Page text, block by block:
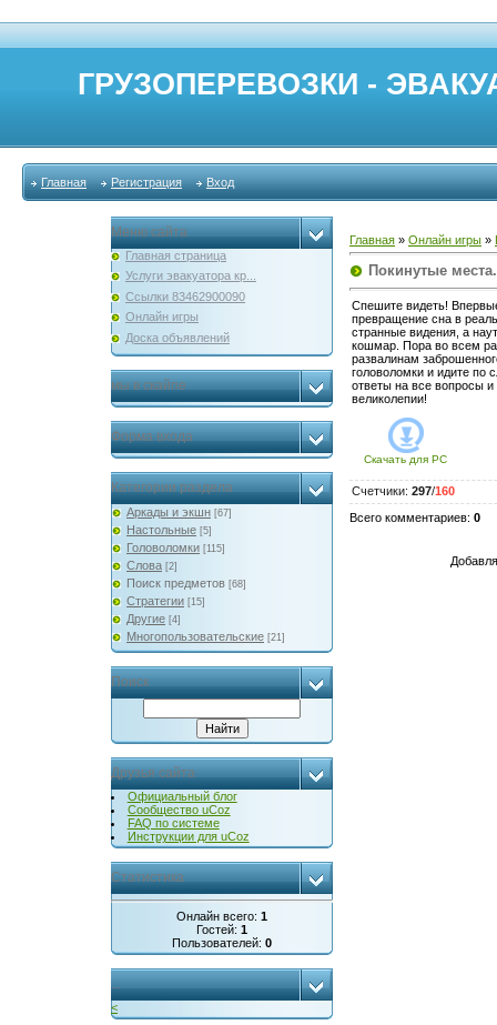
ГРУЗОПЕРЕВОЗКИ -
Главная Регистрация Вход
Меню сайта
Главная страница
Услуги эвакуатора кр...
Ссылки 83462900090
Онлайн игры
Доска объявлений
мы в скайпе
Форма входа
Категории раздела
Аркады и экшн [67]
Настольные [5]
Головоломки [115]
Слова [2]
Поиск предметов [68]
Стратегии [15]
Другие [4]
Многопользовательские [21]
Поиск
Друзья сайта
Официальный блог
Сообщество uCoz
FAQ по системе
Инструкции для uCoz
Статистика
Онлайн всего: 1
Гостей: 1
Пользователей: 0
...
<
Главная » Онлайн игры »
Покинутые
Спешите видеть!
превращение сна в
странные видения, а
кошмар. Пора во всем
развалинам
головоломки и идите по
ответы на все вопросы и
великолепии!
Скачать для PC
Счетчики: 297/160
Всего комментариев: 0